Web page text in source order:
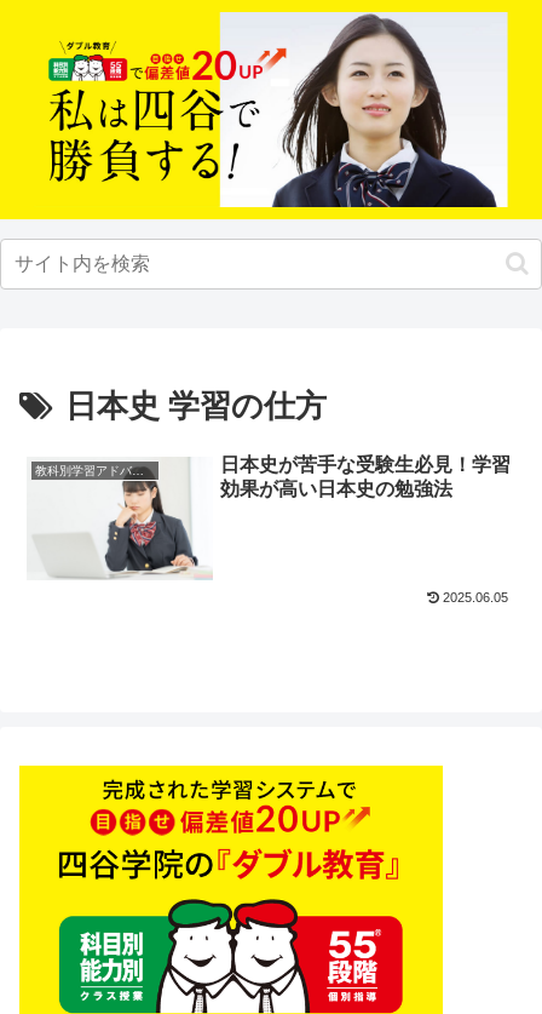
日本史 学習の仕方
教科別学習アドバイス
日本史が苦手な受験生必見！学習
効果が高い日本史の勉強法
2025.06.05